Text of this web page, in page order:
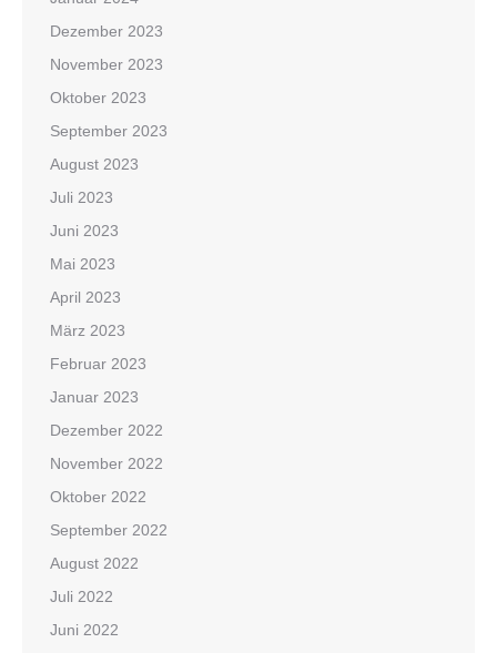
Dezember 2023
November 2023
Oktober 2023
September 2023
August 2023
Juli 2023
Juni 2023
Mai 2023
April 2023
März 2023
Februar 2023
Januar 2023
Dezember 2022
November 2022
Oktober 2022
September 2022
August 2022
Juli 2022
Juni 2022